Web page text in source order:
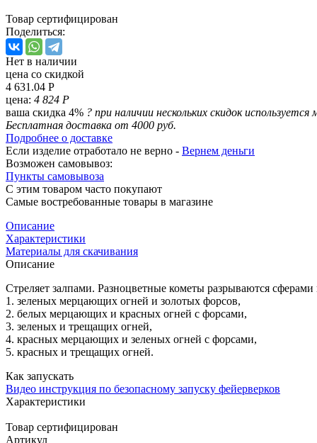
Товар сертифицирован
Поделиться:
Нет в наличии
цена со скидкой
4 631.04 Р
цена: 4 824 Р
ваша скидка 4% ? при наличии нескольких скидок используется
Бесплатная доставка от 4000 руб.
Подробнее о доставке
Если изделие отработало не верно - Вернем деньги
Возможен самовывоз:
Пункты самовывоза
С этим товаром часто покупают
Самые востребованные товары в магазине
Описание
Характеристики
Материалы для скачивания
Описание
Стреляет залпами. Разноцветные кометы разрываются сферами
1. зеленых мерцающих огней и золотых форсов,
2. белых мерцающих и красных огней с форсами,
3. зеленых и трещащих огней,
4. красных мерцающих и зеленых огней с форсами,
5. красных и трещащих огней.
Как запускать
Видео инструкция по безопасному запуску фейерверков
Характеристики
Товар сертифицирован
Артикул